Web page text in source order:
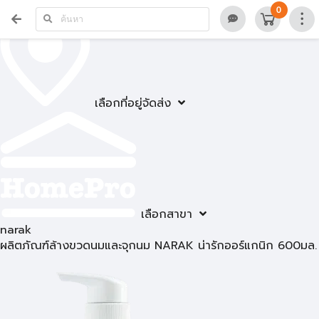
เลือกที่อยู่จัดส่ง
เลือกสาขา
0
narak
ผลิตภัณฑ์ล้างขวดนมและจุกนม NARAK น่ารักออร์แกนิก 600มล.